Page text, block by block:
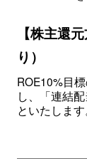
【株主還
り）
ROE10%目
し、「連結
といたします